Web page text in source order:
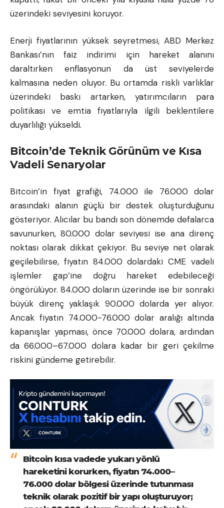
üzerindeki seviyesini koruyor.
Enerji fiyatlarının yüksek seyretmesi, ABD Merkez
Bankası’nın faiz indirimi için hareket alanını
daraltırken enflasyonun da üst seviyelerde
kalmasına neden oluyor. Bu ortamda riskli varlıklar
üzerindeki baskı artarken, yatırımcıların para
politikası ve emtia fiyatlarıyla ilgili beklentilere
duyarlılığı yükseldi.
Bitcoin’de Teknik Görünüm ve Kısa
Vadeli Senaryolar
Bitcoin’in fiyat grafiği, 74.000 ile 76.000 dolar
arasındaki alanın güçlü bir destek oluşturduğunu
gösteriyor. Alıcılar bu bandı son dönemde defalarca
savunurken, 80.000 dolar seviyesi ise ana direnç
noktası olarak dikkat çekiyor. Bu seviye net olarak
geçilebilirse, fiyatın 84.000 dolardaki CME vadeli
işlemler gap’ine doğru hareket edebileceği
öngörülüyor. 84.000 doların üzerinde ise bir sonraki
büyük direnç yaklaşık 90.000 dolarda yer alıyor.
Ancak fiyatın 74.000-76.000 dolar aralığı altında
kapanışlar yapması, önce 70.000 dolara, ardından
da 66.000–67.000 dolara kadar bir geri çekilme
riskini gündeme getirebilir.
Bitcoin kısa vadede yukarı yönlü
hareketini korurken, fiyatın 74.000–
76.000 dolar bölgesi üzerinde tutunması
teknik olarak pozitif bir yapı oluşturuyor;